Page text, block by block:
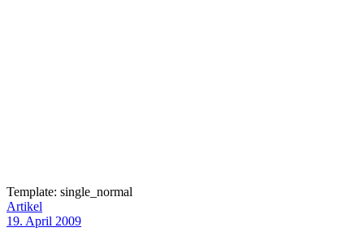
Template: single_normal
Artikel
19. April 2009